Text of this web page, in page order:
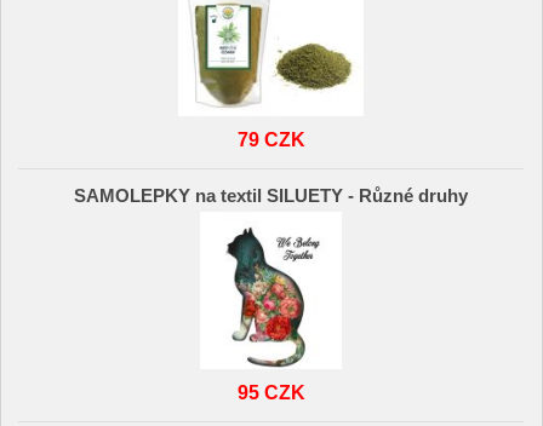
79 CZK
SAMOLEPKY na textil SILUETY - Různé druhy
95 CZK